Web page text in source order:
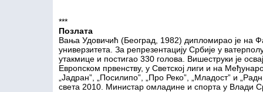
***
Позлата
Вања Удовичић (Београд, 1982) дипломирао је на
универзитета. За репрезентацију Србије у
утакмице и постигао 330 голова. Вишеструки је
Европском првенству, у Светској лиги и на
„Јадран”, „Посилипо”, „Про Реко”, „Младост” и
света 2010. Министар омладине и спорта у Влади